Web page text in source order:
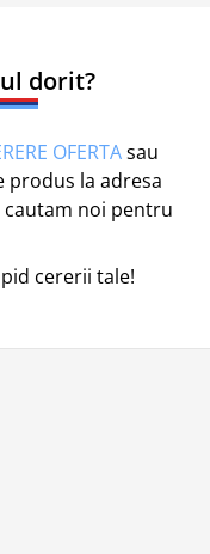
dorit?
OFERTAsau
produs la adresa
cautam noi pentru
cererii tale!